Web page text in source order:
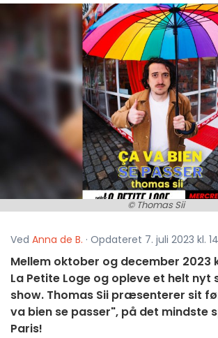
© Thomas Sii
Ved Anna de B. · Opdateret 7. juli 2023 kl.
Mellem oktober og december 2023
La Petite Loge og opleve et helt
show. Thomas Sii præsenterer sit
va bien se passer", på det mindste
Paris!